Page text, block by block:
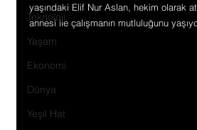
Teknoloji
Yaşam
Ekonomi
Dünya
Yeşil Hat
yaşındaki Elif Nur Aslan, hekim olarak
annesi ile çalışmanın mutluluğunu